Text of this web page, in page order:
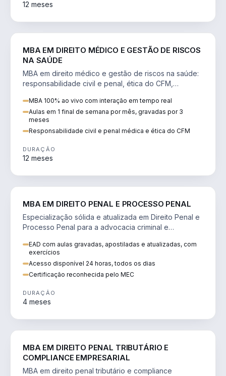
12 meses
MBA EM DIREITO MÉDICO E GESTÃO DE RISCOS
NA SAÚDE
MBA em direito médico e gestão de riscos na saúde:
responsabilidade civil e penal, ética do CFM,
MBA 100% ao vivo com interação em tempo real
Aulas em 1 final de semana por mês, gravadas por 3
meses
Responsabilidade civil e penal médica e ética do CFM
DURAÇÃO
12 meses
MBA EM DIREITO PENAL E PROCESSO PENAL
Especialização sólida e atualizada em Direito Penal e
Processo Penal para a advocacia criminal e
EAD com aulas gravadas, apostiladas e atualizadas, com
exercícios
Acesso disponível 24 horas, todos os dias
Certificação reconhecida pelo MEC
DURAÇÃO
4 meses
MBA EM DIREITO PENAL TRIBUTÁRIO E
COMPLIANCE EMPRESARIAL
MBA em direito penal tributário e compliance